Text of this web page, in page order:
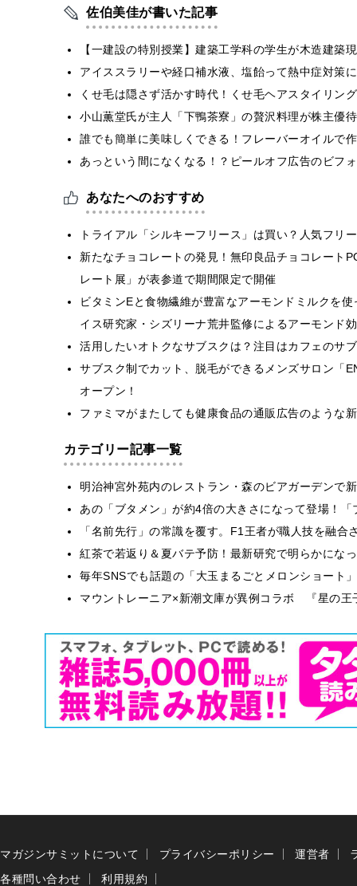
佐伯美佳が書いた記事
【一建設の特別授業】建築工学科の学生が木造建
アイススラリーや経口補水液、塩飴って熱中症対策
くせ毛は隠さず活かす時代！くせ毛ヘアスタイリン
小山薫堂氏が主人「下鴨茶寮」の贅沢料理が株主優
誰でも簡単に美味しくできる！フレーバーオイルで
あっという間になくなる！？ピールオフ広告のビフ
あなたへのおすすめ
トライアル「シルキーフリース」は買い？人気フリ
新たなチョコレートの発見！無印良品チョコレート
レート展」が表参道で期間限定で開催
ビタミンEと食物繊維が豊富なアーモンドミルクを
イス研究家・シズリーナ荒井監修によるアーモンド
活用したいオトクなサブスクは？注目はカフェのサ
サブスク制でカット、脱毛ができるメンズサロン「
オープン！
ファミマがまたしても健康食品の通販広告のような
カテゴリー記事一覧
明治神宮外苑内のレストラン・森のビアガーデンで
あの「ブタメン」が約4倍の大きさになって登場！
「名前先行」の常識を覆す。F1王者が職人技を融
紅茶で若返り＆夏バテ予防！最新研究で明らかにな
毎年SNSでも話題の「大玉まるごとメロンショート
マウントレーニア×新潮文庫が異例コラボ 『星の
マガジンサミットについて プライバシーポリシー 運営者
各種問い合わせ
利用規約